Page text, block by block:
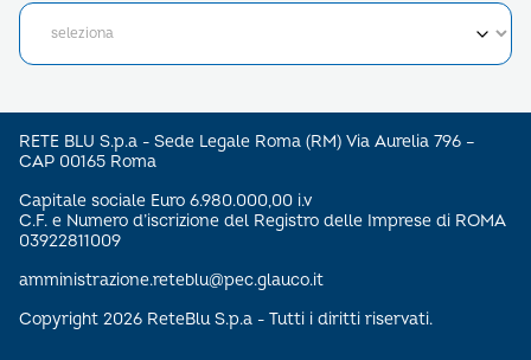
RETE BLU S.p.a - Sede Legale Roma (RM) Via Aurelia 796 –
CAP 00165 Roma
Capitale sociale Euro 6.980.000,00 i.v
C.F. e Numero d’iscrizione del Registro delle Imprese di ROMA
03922811009
amministrazione.reteblu@pec.glauco.it
Copyright 2026 ReteBlu S.p.a - Tutti i diritti riservati.